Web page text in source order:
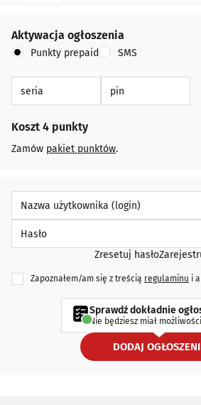
Aktywacja ogłoszenia
Aktywacja ogłoszenia
Punkty prepaid SMS
Koszt 4 punkty
Zamów pakiet punktów.
Zresetuj hasło
Zapoznałem/am się z treścią regulaminu i
Sprawdź dokładnie
Nie będziesz miał
DODAJ